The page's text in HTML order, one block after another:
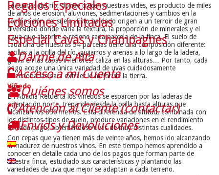
La cuenca del río, donde crecen nuestras vides, es producto de miles
de años de erosión, aluviones, sedimentaciones y cambios en la
composición del suelo. Esto ha dado origen a un terroir de gran
diversidad donde varía la textura, la proporción de minerales y el
agua que absorbe o retiene cada parcela de la finca. El suelo de
cada una de nuestras 54 parcelas tiene una composición diferente:
arcillas a la orilla del río, guijarros y arenas a lo largo de la ladera,
grava en las capas inferiores, caliza en las alturas… Por tanto, cada
pago acoge una única variedad de uvas cuidadosamente
seleccionadas para extraer lo mejor de la tierra.
Viñedo
En Abadía Retuerta los viñedos se esparcen por las laderas de
orientación norte, trepando desde la orilla hasta alturas que
alcanzan los 850 metros. Esta diferencia de altitud, combinada con
los distintos tipos de suelo, produce variaciones en el rendimiento
de cada pago, obteniéndose uvas de muy distintas cualidades.
Con cepas que ya tienen más de veinte años, hemos ido alcanzando
la madurez de nuestros vinos. En este tiempo hemos aprendido a
conocer en detalle cada uno de los pagos que forman parte de
nuestra finca, estudiado sus características y plantando las
variedades de uva que mejor se adaptan a cada terreno.
Regalos Especiales
Ediciones Limitadas
Especial Cavas y Champagnes
Darme de Alta
Acceso a mi Cuenta
Quiénes somos
Atención al Cliente (contactar)
Envíos y Devoluciones